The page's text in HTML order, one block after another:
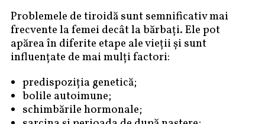
Problemele de tiroidă sunt semnificativ mai
frecvente la femei decât la bărbați. Ele pot
apărea în diferite etape ale vieții și sunt
influențate de mai mulți factori:
predispoziția genetică;
bolile autoimune;
schimbările hormonale;